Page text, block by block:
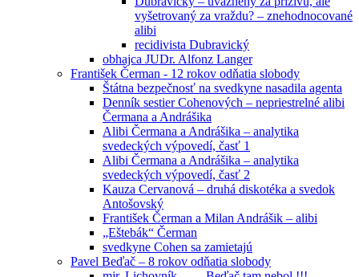
vyšetrovaný za vraždu? – znehodnocované
alibi
recidivista Dubravický
obhajca JUDr. Alfonz Langer
František Čerman - 12 rokov odňatia slobody
Štátna bezpečnosť na svedkyne nasadila agenta
Denník sestier Cohenových – nepriestrelné alibi
Čermana a Andrášika
Alibi Čermana a Andrášika – analytika
svedeckých výpovedí, časť 1
Alibi Čermana a Andrášika – analytika
svedeckých výpovedí, časť 2
Kauza Cervanová – druhá diskotéka a svedok
Antošovský
František Čerman a Milan Andrášik – alibi
„Eštebák“ Čerman
svedkyne Cohen sa zamietajú
Pavel Beďač – 8 rokov odňatia slobody